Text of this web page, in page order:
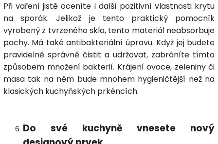
Při vaření jistě oceníte i další pozitivní vlastnosti krytu
na sporák. Jelikož je tento praktický pomocník
vyrobený z tvrzeného skla, tento materiál neabsorbuje
pachy. Má také antibakteriální úpravu. Když jej budete
pravidelně správně čistit a udržovat, zabráníte tímto
způsobem množení bakterií. Krájení ovoce, zeleniny či
masa tak na něm bude mnohem hygieničtější než na
klasických kuchyňských prkéncích.
Do své kuchyně vnesete nový